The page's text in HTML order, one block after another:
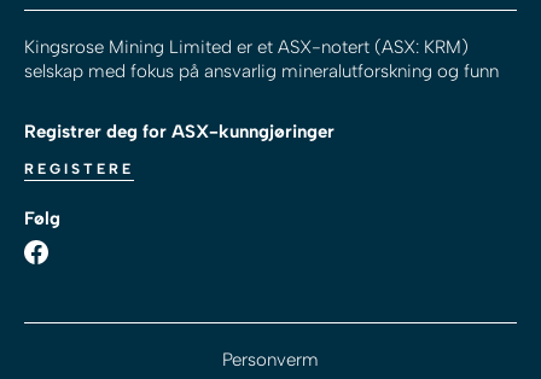
Kingsrose Mining Limited er et ASX-notert (ASX: KRM)
selskap med fokus på ansvarlig mineralutforskning og funn
Registrer deg for ASX-kunngjøringer
REGISTERE
Følg
Personverm